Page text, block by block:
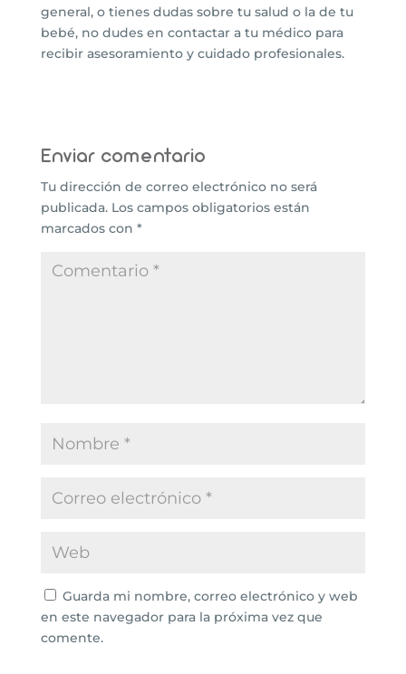
general, o tienes dudas sobre tu salud o la de tu
bebé, no dudes en contactar a tu médico para
recibir asesoramiento y cuidado profesionales.
Enviar comentario
Tu dirección de correo electrónico no será
publicada. Los campos obligatorios están
marcados con *
Guarda mi nombre, correo electrónico y web
en este navegador para la próxima vez que
comente.